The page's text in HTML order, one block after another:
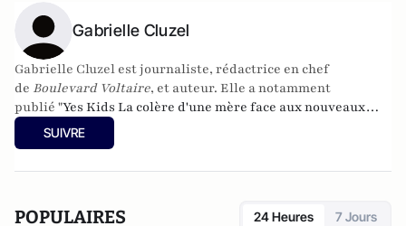
Gabrielle Cluzel
Gabrielle Cluzel est journaliste, rédactrice en chef
de Boulevard Voltaire, et auteur. Elle a notamment
publié "Yes Kids La colère d'une mère face aux nouveaux
diktats de la famille" aux éditions Fayard et "Adieu Simone,
les dernière heures du féminisme" aux éditions Le
SUIVRE
POPULAIRES 24 Heures 7 Jours